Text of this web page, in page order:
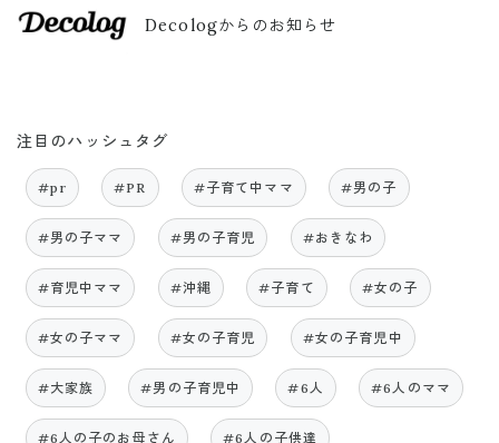
Decologからのお知らせ
注目のハッシュタグ
#pr #PR #子育て中ママ #男の子
#男の子ママ #男の子育児 #おきなわ
#育児中ママ #沖縄 #子育て #女の子
#女の子ママ #女の子育児 #女の子育児中
#大家族 #男の子育児中 #6人 #6人のママ
#6人の子のお母さん #6人の子供達